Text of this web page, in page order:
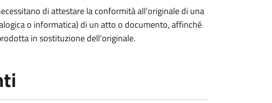
di attestare la conformità all'originale di una
o informatica) di un atto o documento, affinché
in sostituzione dell'originale.